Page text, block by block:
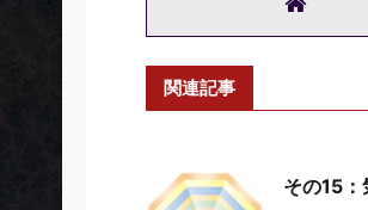
関連記事
その15